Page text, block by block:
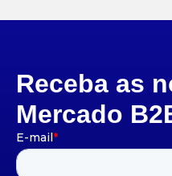
Receba as
Mercado